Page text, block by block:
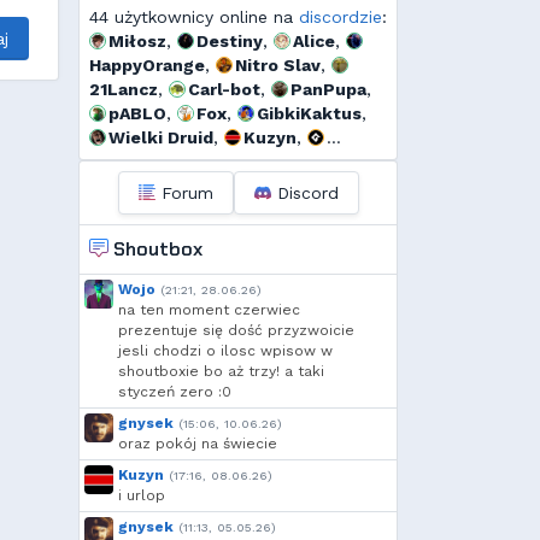
44 użytkownicy online na discordzie:
Miłosz, Destiny, Alice,
HappyOrange, Nitro Slav,
21Lancz, Carl-bot, PanPupa,
pABLO, Fox, GibkiKaktus,
Wielki Druid, Kuzyn,
GMRussell, Tidżi, fervi,
, Threef RogerDodg3r
s..., Moldis, Murrri, Dyno
Morro, OdrzuconyKrakers
Ulti, Kandif Danieo
Arrekin, Mtax, Morti
szynka, l... , Cebul,
moeglich, Krzysiek1250,
Shockah, exigo , xVANiLL
Forum Discord
Shoutbox
Wojo (21:21, 28.06.26)
na ten moment czerwiec
prezentuje się dość przyzwoicie
jesli chodzi o ilosc wpisow w
shoutboxie bo aż trzy! a taki
styczeń zero :0
gnysek (15:06, 10.06.26)
oraz pokój na świecie
Kuzyn (17:16, 08.06.26)
i urlop
gnysek (11:13, 05.05.26)